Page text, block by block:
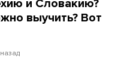
и Словакию?
выучить? Вот